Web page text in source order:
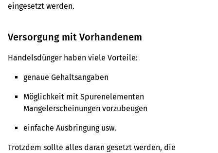
eingesetzt werden.
Versorgung mit Vorhandenem
Handelsdünger haben viele Vorteile:
genaue Gehaltsangaben
Möglichkeit mit Spurenelementen
Mangelerscheinungen vorzubeugen
einfache Ausbringung usw.
Trotzdem sollte alles daran gesetzt werden, die